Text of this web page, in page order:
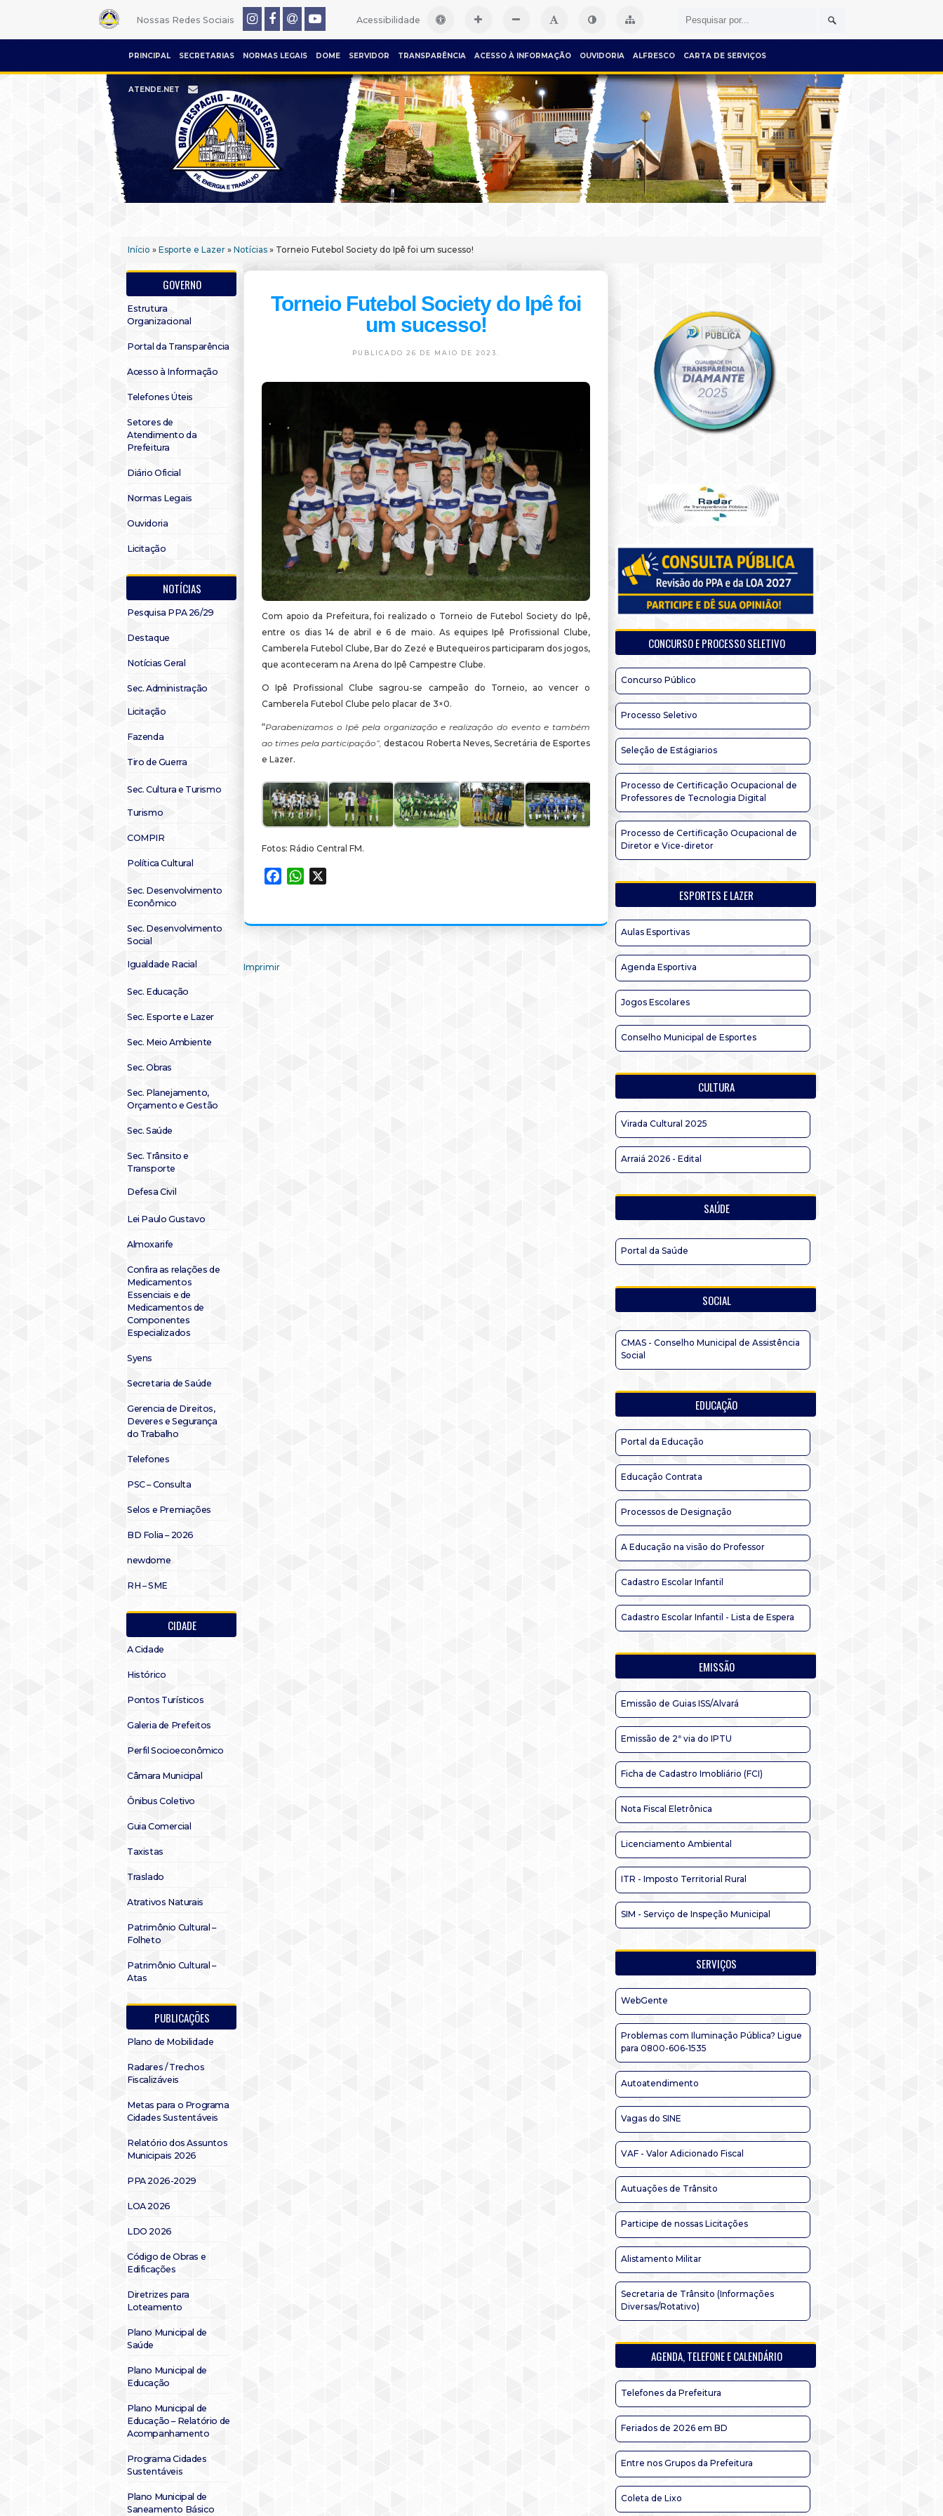
Nossas Redes Sociais Acessibilidade
PRINCIPAL SECRETARIAS NORMAS LEGAIS DOME SERVIDOR TRANSPARÊNCIA ACESSO À INFORMAÇÃO OUVIDORIA ALFRESCO CARTA DE SERVIÇOS
ATENDE.NET
Início » Esporte e Lazer » Notícias » Torneio Futebol Society do Ipê foi um sucesso!
GOVERNO
Estrutura
Organizacional
Portal da Transparência
Acesso à Informação
Telefones Úteis
Setores de
Atendimento da
Prefeitura
Diário Oficial
Normas Legais
Ouvidoria
Licitação
NOTÍCIAS
Pesquisa PPA 26/29
Destaque
Notícias Geral
Sec. Administração
Licitação
Fazenda
Tiro de Guerra
Sec. Cultura e Turismo
Turismo
COMPIR
Política Cultural
Sec. Desenvolvimento
Econômico
Sec. Desenvolvimento
Social
Igualdade Racial
Sec. Educação
Sec. Esporte e Lazer
Sec. Meio Ambiente
Sec. Obras
Sec. Planejamento,
Orçamento e Gestão
Sec. Saúde
Sec. Trânsito e
Transporte
Defesa Civil
Lei Paulo Gustavo
Almoxarife
Confira as relações de
Medicamentos
Essenciais e de
Medicamentos de
Componentes
Especializados
Syens
Secretaria de Saúde
Gerencia de Direitos,
Deveres e Segurança
do Trabalho
Telefones
PSC – Consulta
Selos e Premiações
BD Folia – 2026
newdome
RH – SME
CIDADE
A Cidade
Histórico
Pontos Turísticos
Galeria de Prefeitos
Perfil Socioeconômico
Câmara Municipal
Ônibus Coletivo
Guia Comercial
Taxistas
Traslado
Atrativos Naturais
Patrimônio Cultural –
Folheto
Patrimônio Cultural –
Atas
PUBLICAÇÕES
Plano de Mobilidade
Radares / Trechos
Fiscalizáveis
Metas para o Programa
Cidades Sustentáveis
Relatório dos Assuntos
Municipais 2026
PPA 2026-2029
LOA 2026
LDO 2026
Código de Obras e
Edificações
Diretrizes para
Loteamento
Plano Municipal de
Saúde
Plano Municipal de
Educação
Plano Municipal de
Educação – Relatório de
Acompanhamento
Programa Cidades
Sustentáveis
Plano Municipal de
Saneamento Básico
Torneio Futebol Society do Ipê foi
um sucesso!
PUBLICADO 26 DE MAIO DE 2023.
Com apoio da Prefeitura, foi realizado o Torneio de Futebol Society do Ipê,
entre os dias 14 de abril e 6 de maio. As equipes Ipê Profissional Clube,
Camberela Futebol Clube, Bar do Zezé e Butequeiros participaram dos jogos,
que aconteceram na Arena do Ipê Campestre Clube.
O Ipê Profissional Clube sagrou-se campeão do Torneio, ao vencer o
Camberela Futebol Clube pelo placar de 3×0.
“Parabenizamos o Ipê pela organização e realização do evento e também
ao times pela participação”, destacou Roberta Neves, Secretária de Esportes
e Lazer.
Fotos: Rádio Central FM.
FacebookWhatsApp
Imprimir
CONCURSO E PROCESSO SELETIVO
Concurso Público
Processo Seletivo
Seleção de Estágiarios
Processo de Certificação Ocupacional de
Professores de Tecnologia Digital
Processo de Certificação Ocupacional de
Diretor e Vice-diretor
ESPORTES E LAZER
Aulas Esportivas
Agenda Esportiva
Jogos Escolares
Conselho Municipal de Esportes
CULTURA
Virada Cultural 2025
Arraiá 2026 - Edital
SAÚDE
Portal da Saúde
SOCIAL
CMAS - Conselho Municipal de Assistência
Social
EDUCAÇÃO
Portal da Educação
Educação Contrata
Processos de Designação
A Educação na visão do Professor
Cadastro Escolar Infantil
Cadastro Escolar Infantil - Lista de Espera
EMISSÃO
Emissão de Guias ISS/Alvará
Emissão de 2ª via do IPTU
Ficha de Cadastro Imobliário (FCI)
Nota Fiscal Eletrônica
Licenciamento Ambiental
ITR - Imposto Territorial Rural
SIM - Serviço de Inspeção Municipal
SERVIÇOS
WebGente
Problemas com Iluminação Pública? Ligue
para 0800-606-1535
Autoatendimento
Vagas do SINE
VAF - Valor Adicionado Fiscal
Autuações de Trânsito
Participe de nossas Licitações
Alistamento Militar
Secretaria de Trânsito (Informações
Diversas/Rotativo)
AGENDA, TELEFONE E CALENDÁRIO
Telefones da Prefeitura
Feriados de 2026 em BD
Entre nos Grupos da Prefeitura
Coleta de Lixo